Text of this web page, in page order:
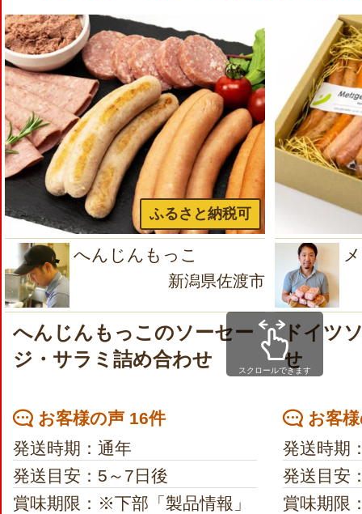
ふるさと納税可
へんじんもっこ
新潟県佐渡市
へんじんもっこのソーセー
ジ・サラミ詰め合わせ
お客様の声 16件
発送時期：通年
発送目安：5～7日後
賞味期限：※下部「製品情報」
ドイツ
せ
お客
発送時期
発送目安
賞味期限
スクロールできます